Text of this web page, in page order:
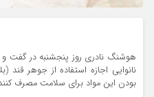
هوشنگ نادری روز پنجشنبه در گفت و
نانوایی اجازه استفاده از جوهر
بودن این مواد برای سلامت مصرف